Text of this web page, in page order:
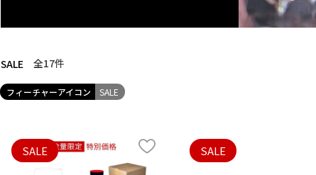
SALE 全17件
フィーチャーアイコン SALE
SALE SALE